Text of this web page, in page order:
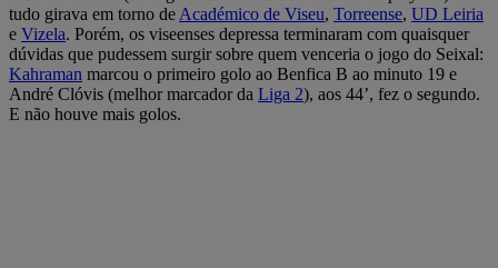
tudo girava em torno de Académico de Viseu, Torreense, UD Leiria
e Vizela. Porém, os viseenses depressa terminaram com quaisquer
dúvidas que pudessem surgir sobre quem venceria o jogo do Seixal:
Kahraman marcou o primeiro golo ao Benfica B ao minuto 19 e
André Clóvis (melhor marcador da Liga 2), aos 44’, fez o segundo.
E não houve mais golos.